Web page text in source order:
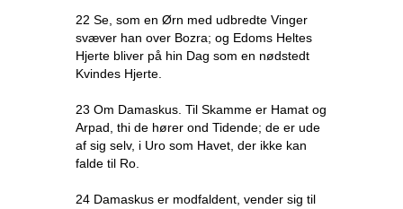
22 Se, som en Ørn med udbredte Vinger
svæver han over Bozra; og Edoms Heltes
Hjerte bliver på hin Dag som en nødstedt
Kvindes Hjerte.
23 Om Damaskus. Til Skamme er Hamat og
Arpad, thi de hører ond Tidende; de er ude
af sig selv, i Uro som Havet, der ikke kan
falde til Ro.
24 Damaskus er modfaldent, vender sig til